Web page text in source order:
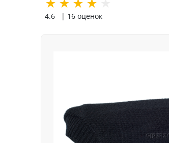
4.6 | 16 оценок